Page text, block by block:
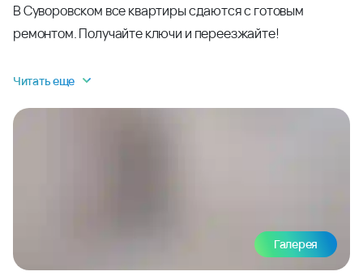
В Суворовском все квартиры сдаются с готовым
ремонтом. Получайте ключи и переезжайте!
Читать еще
Галерея